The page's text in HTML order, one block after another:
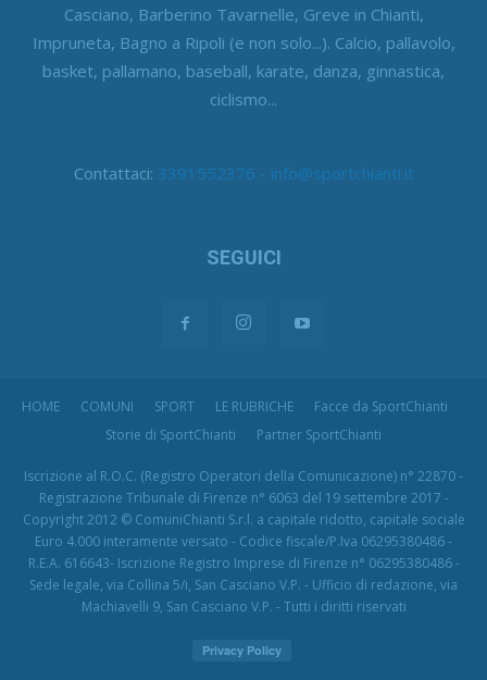
Casciano, Barberino Tavarnelle, Greve in Chianti,
Impruneta, Bagno a Ripoli (e non solo...). Calcio, pallavolo,
basket, pallamano, baseball, karate, danza, ginnastica,
ciclismo...
Contattaci: 3391552376 - info@sportchianti.it
SEGUICI
HOME COMUNI SPORT LE RUBRICHE
Facce da SportChianti
Storie di SportChianti
Partner SportChianti
Iscrizione al R.O.C. (Registro Operatori della Comunicazione) n° 22870 -
Registrazione Tribunale di Firenze n° 6063 del 19 settembre 2017 -
Copyright 2012 © ComuniChianti S.r.l. a capitale ridotto, capitale sociale
Euro 4.000 interamente versato - Codice fiscale/P.Iva 06295380486 -
R.E.A. 616643- Iscrizione Registro Imprese di Firenze n° 06295380486 -
Sede legale, via Collina 5/i, San Casciano V.P. - Ufficio di redazione, via
Machiavelli 9, San Casciano V.P. - Tutti i diritti riservati